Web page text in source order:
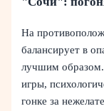
На
балансирует в
лучшим образом.
игры,
гонке за